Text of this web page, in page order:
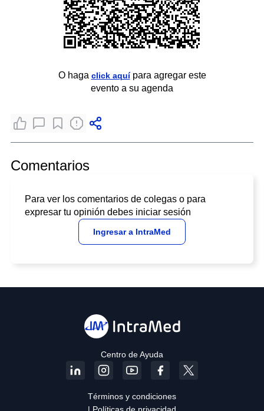
O haga click aquípara agregar este
evento a su agenda
Comentarios
Para ver los comentarios de colegas o para
expresar tu opinión debes iniciar sesión
Ingresar a IntraMed
Centro de Ayuda
Términos y condiciones